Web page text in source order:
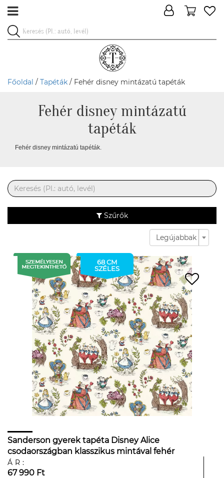
Főoldal / Tapéták / Fehér disney mintázatú tapéták
Fehér disney mintázatú
tapéták
Fehér disney mintázatú tapéták.
Szűrők
Legújabbak
68 CM
SZÉLES
Sanderson gyerek tapéta Disney Alice
csodaországban klasszikus mintával fehér
alapon
ÁR:
67 990 Ft